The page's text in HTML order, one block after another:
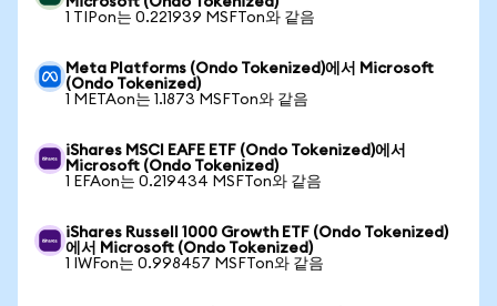
1 TIPon는 0.221939 MSFTon와 같음
Meta Platforms (Ondo Tokenized)에서 Microsoft
(Ondo Tokenized)
1 METAon는 1.1873 MSFTon와 같음
iShares MSCI EAFE ETF (Ondo Tokenized)에서
Microsoft (Ondo Tokenized)
1 EFAon는 0.219434 MSFTon와 같음
iShares Russell 1000 Growth ETF (Ondo Tokenized)
에서 Microsoft (Ondo Tokenized)
1 IWFon는 0.998457 MSFTon와 같음